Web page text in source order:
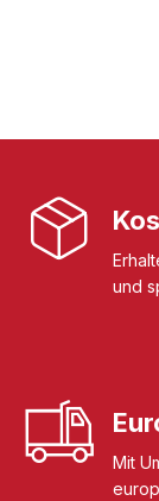
und
Mit